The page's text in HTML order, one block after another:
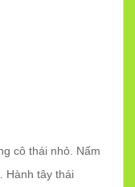
cô thái nhỏ. Nấm
Hành tây thái